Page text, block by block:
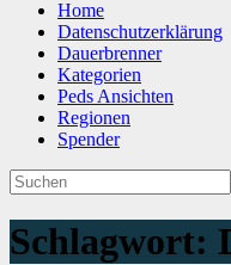
Home
Datenschutzerklärung
Dauerbrenner
Kategorien
Peds Ansichten
Regionen
Spender
Schlagwort: